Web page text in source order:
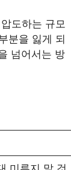
도하는 규모
분을 잃게 되
넘어서는 방